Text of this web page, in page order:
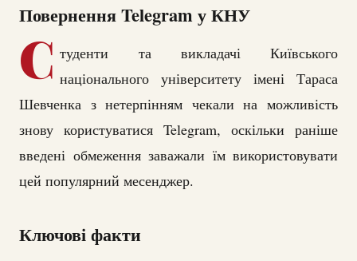
Повернення Telegram у КНУ
С туденти та викладачі Київського
національного університету імені Тараса
Шевченка з нетерпінням чекали на можливість
знову користуватися Telegram, оскільки раніше
введені обмеження заважали їм використовувати
цей популярний месенджер.
Ключові факти